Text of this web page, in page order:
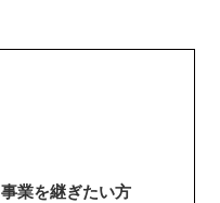
事業を継ぎたい方